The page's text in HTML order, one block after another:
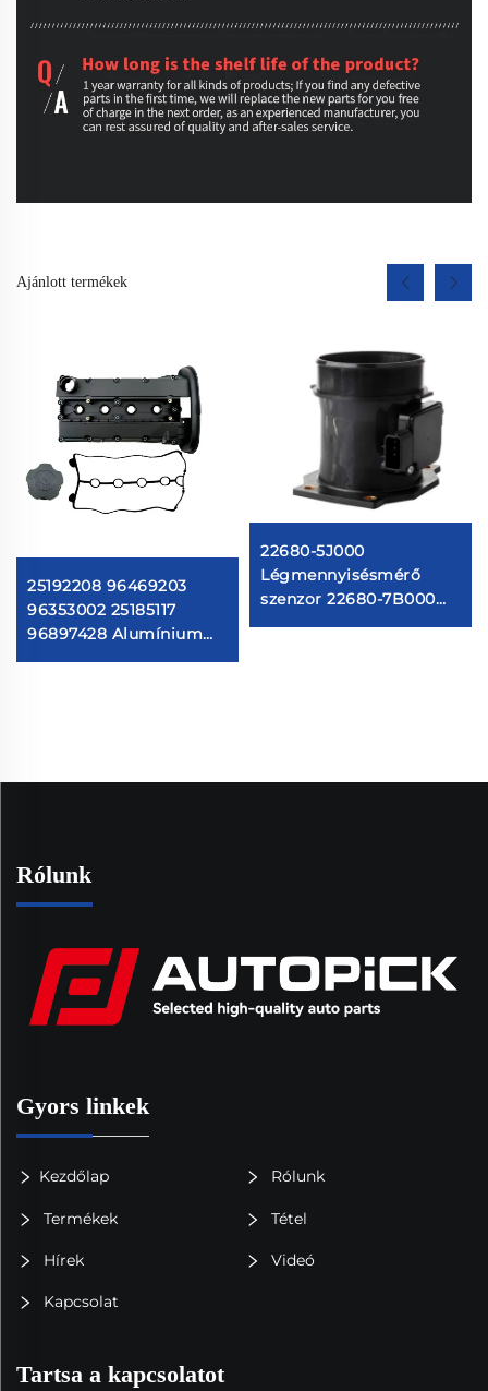
Ajánlott termékek
25192208 96469203
96353002 25185117
96897428 Alumínium
22680-5J000
Légmennyisésmérő
szenzor 22680-7B000
22680-7B001 74-50014
Rólunk
Gyors linkek
Kezdőlap Rólunk
Termékek Tétel
Hírek Videó
Kapcsolat
Tartsa a kapcsolatot